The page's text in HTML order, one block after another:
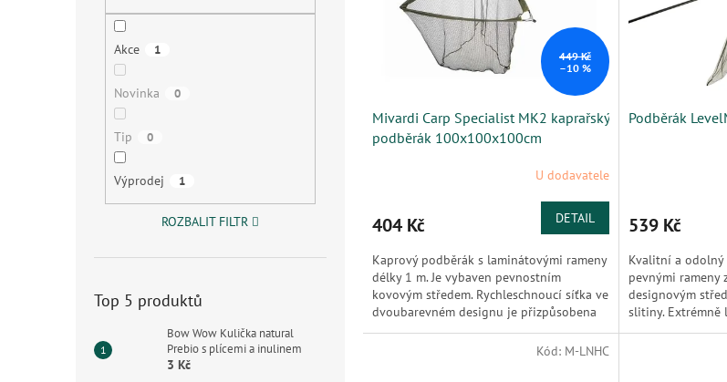
Akce 1
Novinka 0
Tip 0
Výprodej 1
ROZBALIT FILTR
Top 5 produktů
Bow Wow Kulička natural
Prebio s plícemi a inulinem
3 Kč
449 Kč
–10 %
Mivardi Carp Specialist MK2 kaprařský
podběrák 100x100x100cm
U dodavatele
404 Kč DETAIL
Kaprový podběrák s laminátovými rameny
délky 1 m. Je vybaven pevnostním
kovovým středem. Rychleschnoucí síťka ve
dvoubarevném designu je přizpůsobena
snadnější manipulaci a...
Podběrák
539 Kč
Kvalitní a
pevnými rameny
designovým
slitiny. Extrémně
poddajného...
Kód: M-LNHC